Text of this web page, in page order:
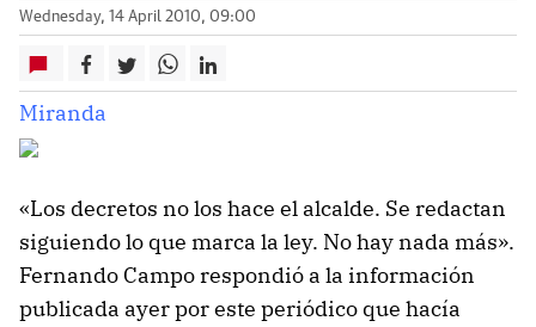
Wednesday, 14 April 2010, 09:00
Miranda
«Los decretos no los hace el alcalde. Se redactan
siguiendo lo que marca la ley. No hay nada más».
Fernando Campo respondió a la información
publicada ayer por este periódico que hacía